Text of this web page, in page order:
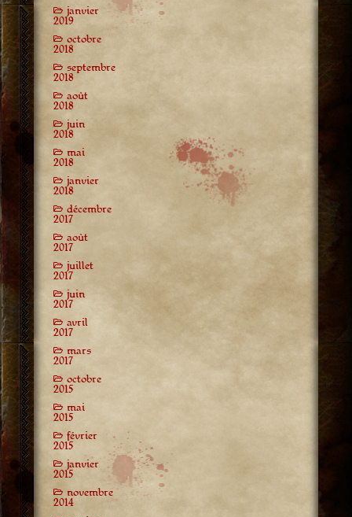
janvier
2019
octobre
2018
septembre
2018
août
2018
juin
2018
mai
2018
janvier
2018
décembre
2017
août
2017
juillet
2017
juin
2017
avril
2017
mars
2017
octobre
2015
mai
2015
février
2015
janvier
2015
novembre
2014